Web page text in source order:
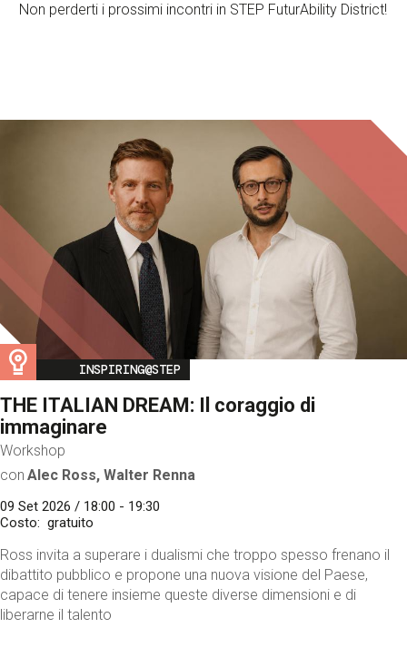
Non perderti i prossimi incontri in STEP FuturAbility District!
Image
INSPIRING@STEP
THE ITALIAN DREAM: Il coraggio di
immaginare
Workshop
con Alec Ross, Walter Renna
09 Set 2026 / 18:00 - 19:30
Costo
gratuito
Ross invita a superare i dualismi che troppo spesso frenano il
dibattito pubblico e propone una nuova visione del Paese,
capace di tenere insieme queste diverse dimensioni e di
liberarne il talento